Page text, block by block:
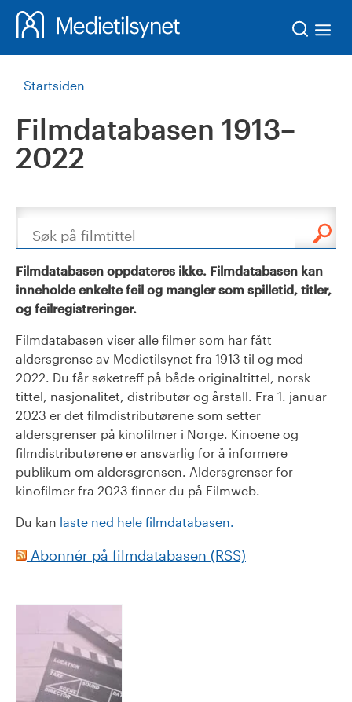
Startsiden
Filmdatabasen 1913–
2022
Søk
Filmdatabasen oppdateres ikke. Filmdatabasen kan
inneholde enkelte feil og mangler som spilletid, titler,
og feilregistreringer.
Filmdatabasen viser alle filmer som har fått
aldersgrense av Medietilsynet fra 1913 til og med
2022. Du får søketreff på både originaltittel, norsk
tittel, nasjonalitet, distributør og årstall. Fra 1. januar
2023 er det filmdistributørene som setter
aldersgrenser på kinofilmer i Norge. Kinoene og
filmdistributørene er ansvarlig for å informere
publikum om aldersgrensen. Aldersgrenser for
kinofilmer fra 2023 finner du på Filmweb.
Du kan laste ned hele filmdatabasen.
Abonnér på filmdatabasen (RSS)